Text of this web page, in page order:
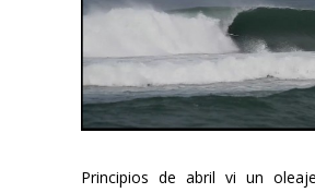
Principios de abril vi un